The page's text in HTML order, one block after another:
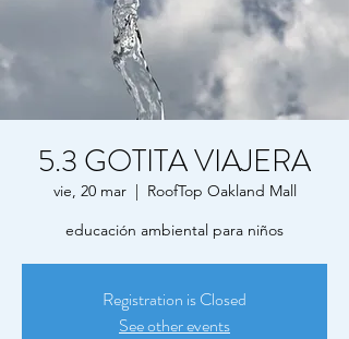
5.3 GOTITA VIAJERA
vie, 20 mar
  |
RoofTop Oakland Mall
educación ambiental para niños
Registration is Closed
See other events